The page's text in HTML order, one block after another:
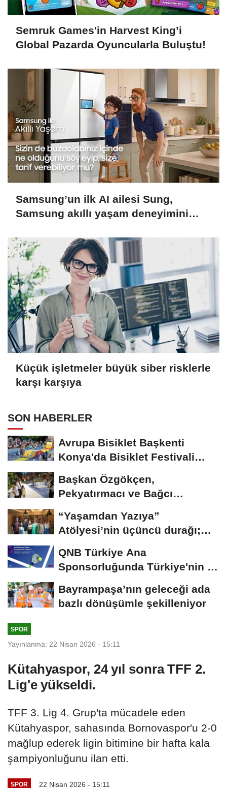
Semruk Games'in Harvest King’i
Global Pazarda Oyuncularla Buluştu!
Samsung’un ilk AI ailesi Sung,
Samsung akıllı yaşam deneyimini
Küçük işletmeler büyük siber risklerle
karşı karşıya
SON HABERLER
Avrupa Bisiklet Başkenti
Konya'da Bisiklet Festivali
Heyecanı Başladı
Başkan Özgökçen,
Pekyatırmacı ve Bağcı
“Yaşamdan Yazıya”
Atölyesi’nin üçüncü durağı;
QNB Türkiye Ana
Sponsorluğunda Türkiye'nin İlk
Bayrampaşa’nın geleceği ada
bazlı dönüşümle şekilleniyor
SPOR
Yayınlanma: 22 Nisan 2026 - 15:11
Kütahyaspor, 24 yıl sonra TFF 2.
Lig'e yükseldi.
TFF 3. Lig 4. Grup'ta mücadele eden
Kütahyaspor, sahasında Bornovaspor'u 2-0
mağlup ederek ligin bitimine bir hafta kala
şampiyonluğunu ilan etti.
SPOR 22 Nisan 2026 - 15:11